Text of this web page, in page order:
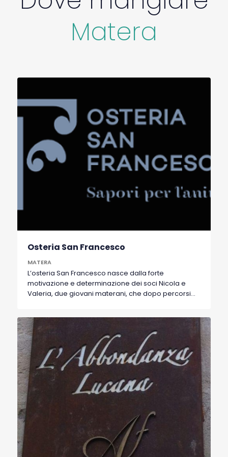
bagno di servizio. Dista circa 600 m dalla stazione
centrale, 500 m dal Castello Tramontano; 1000 m
dal centro città, dai sassi. Dista 1200 m dal Museo
Ridola, dalla cattedrale. Il cento storico è
Matera
Osteria San Francesco
MATERA
L’osteria San Francesco nasce dalla forte
motivazione e determinazione dei soci Nicola e
Valeria, due giovani materani, che dopo percorsi
crescita culturale e alla diffusione di nuove
esperienze gastronomiche legate ai sapori della
propria terra, creando un piacevole luogo di
incontro dove assaporare del buon vino del buon
cibo e ritrovare quei momenti in cui le relazioni
sociali fanno da padrone. La nostra cucina è
semplice, solida, legata alla tradizione e al
territorio, sperimenta senza eccessi nuovi
accostamenti di sapori. Assaporerete piatti con
verdure dell’ottima carne e qualche portata di
pesce, ma soprattutto potrete scoprire “le
Suggestioni”, ricercate proposte settimanali dello
Chef. Prepariamo tutto al momento, selezionando